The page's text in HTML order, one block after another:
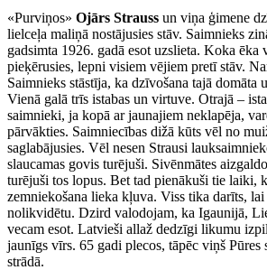
«Purviņos» Ojārs Strauss un viņa ģimene
lielceļa maliņā nostājusies stāv. Saimnieks
gadsimta 1926. gadā esot uzslieta. Koka ēka
pieķērusies, lepni visiem vējiem pretī stāv.
Saimnieks stāstīja, ka dzīvošana tajā domāta
Vienā galā trīs istabas un virtuve. Otrajā –
saimnieki, ja kopā ar jaunajiem neklapēja,
pārvākties. Saimniecības dižā kūts vēl no
saglabājusies. Vēl nesen Strausi
slaucamas govis turējuši. Sivēnmātes
turējuši tos lopus. Bet tad pienākuši tie laiki,
zemniekošana lieka kļuva. Viss tika darīts,
nolikvidētu. Dzird valodojam, ka Igaunijā,
vecam esot. Latvieši allaž dedzīgi likumu
jaunīgs vīrs. 65 gadi plecos, tāpēc viņš Pūres
strādā.